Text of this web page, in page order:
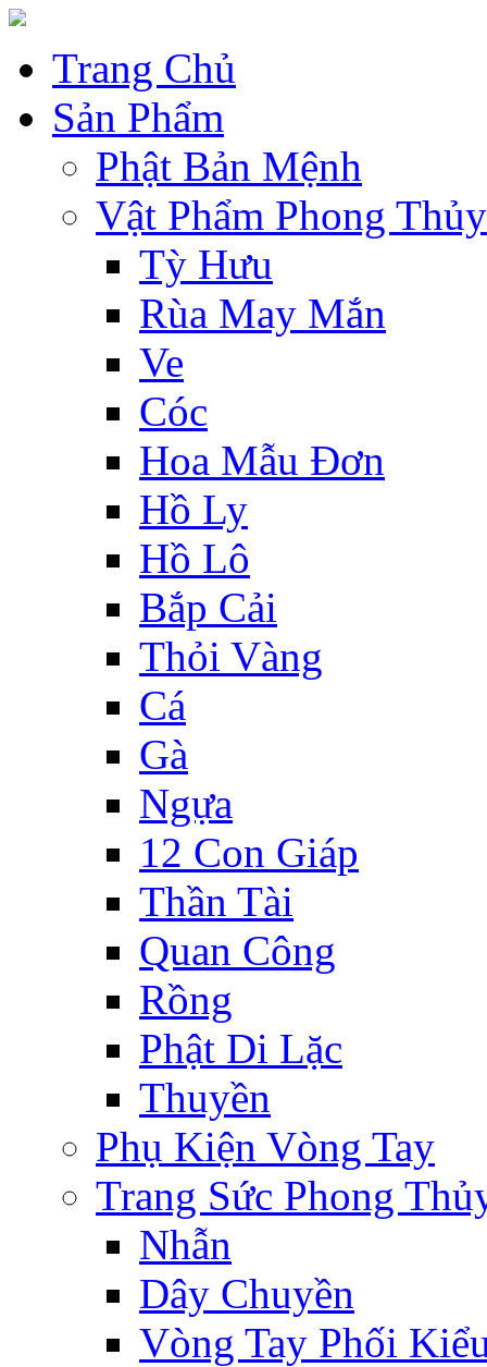
Trang Chủ
Sản Phẩm
Phật Bản Mệnh
Vật Phẩm Phong Thủy
Tỳ Hưu
Rùa May Mắn
Ve
Cóc
Hoa Mẫu Đơn
Hồ Ly
Hồ Lô
Bắp Cải
Thỏi Vàng
Cá
Gà
Ngựa
12 Con Giáp
Thần Tài
Quan Công
Rồng
Phật Di Lặc
Thuyền
Phụ Kiện Vòng Tay
Trang Sức Phong
Nhẫn
Dây Chuyền
Vòng Tay Phối